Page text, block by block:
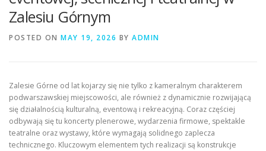
SPAWANIE MIG/MAG (GMAW)
Zalesiu Górnym
POSTED ON MAY 19, 2026 BY ADMIN
Zalesie Górne od lat kojarzy się nie tylko z kameralnym charakterem
podwarszawskiej miejscowości, ale również z dynamicznie rozwijającą
się działalnością kulturalną, eventową i rekreacyjną. Coraz częściej
odbywają się tu koncerty plenerowe, wydarzenia firmowe, spektakle
teatralne oraz wystawy, które wymagają solidnego zaplecza
technicznego. Kluczowym elementem tych realizacji są konstrukcje